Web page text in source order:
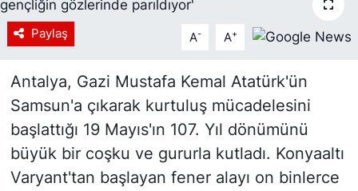
Paylaş A- A+
Antalya, Gazi Mustafa Kemal Atatürk'ün
Samsun'a çıkarak kurtuluş mücadelesini
başlattığı 19 Mayıs'ın 107. Yıl dönümünü
büyük bir coşku ve gururla kutladı. Konyaaltı
Varyant'tan başlayan fener alayı on binlerce